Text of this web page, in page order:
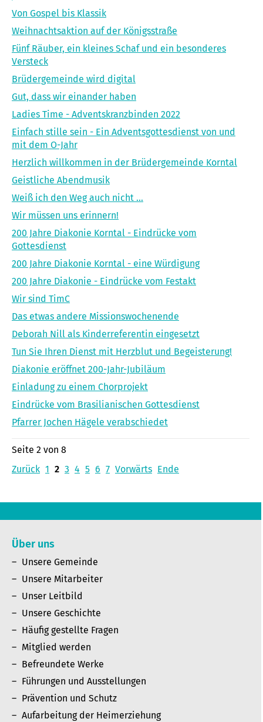
Von Gospel bis Klassik
Weihnachtsaktion auf der Königsstraße
Fünf Räuber, ein kleines Schaf und ein besonderes
Versteck
Brüdergemeinde wird digital
Gut, dass wir einander haben
Ladies Time - Adventskranzbinden 2022
Einfach stille sein - Ein Adventsgottesdienst von und
mit dem O-Jahr
Herzlich willkommen in der Brüdergemeinde Korntal
Geistliche Abendmusik
Weiß ich den Weg auch nicht ...
Wir müssen uns erinnern!
200 Jahre Diakonie Korntal - Eindrücke vom
Gottesdienst
200 Jahre Diakonie Korntal - eine Würdigung
200 Jahre Diakonie - Eindrücke vom Festakt
Wir sind TimC
Das etwas andere Missionswochenende
Deborah Nill als Kinderreferentin eingesetzt
Tun Sie Ihren Dienst mit Herzblut und Begeisterung!
Diakonie eröffnet 200-Jahr-Jubiläum
Einladung zu einem Chorprojekt
Eindrücke vom Brasilianischen Gottesdienst
Pfarrer Jochen Hägele verabschiedet
Seite 2 von 8
Zurück 1 2 3 4 5 6 7 Vorwärts Ende
Über uns
Unsere Gemeinde
Unsere Mitarbeiter
Unser Leitbild
Unsere Geschichte
Häufig gestellte Fragen
Mitglied werden
Befreundete Werke
Führungen und Ausstellungen
Prävention und Schutz
Aufarbeitung der Heimerziehung